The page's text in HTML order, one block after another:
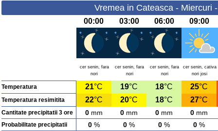
Vremea in Cateasca - Miercuri
00:00 03:00 06:00 09:00
cer senin, fara
nori
cer senin, fara
nori
cer senin, fara
nori
cer senin, cativa
nori josi
Temperatura 21°C 19°C 18°C 25°C
Temperatura resimitita 22°C 20°C 18°C 27°C
Cantitate precipitatii 3 ore 0 mm 0 mm 0 mm 0 mm
Probabilitate precipitatii 0 % 0 % 0 % 0 %